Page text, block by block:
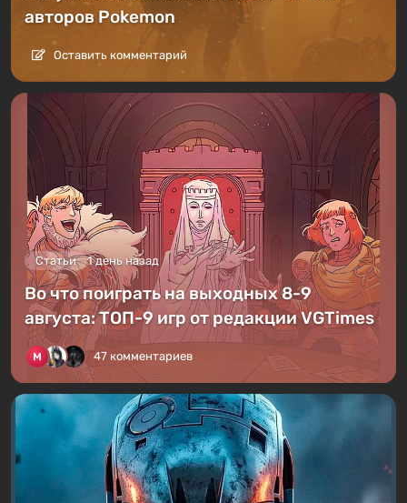
авторов Pokemon
Оставить комментарий
Статьи 1 день назад
Во что поиграть на выходных 8-9
августа: ТОП-9 игр от редакции VGTimes
47 комментариев